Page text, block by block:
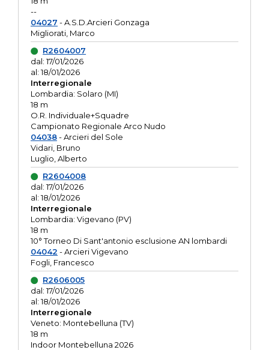
--
04027 - A.S.D.Arcieri Gonzaga
Migliorati, Marco
R2604007
dal: 17/01/2026
al: 18/01/2026
Interregionale
Lombardia: Solaro (MI)
18 m
O.R. Individuale+Squadre
Campionato Regionale Arco Nudo
04038- Arcieri del Sole
Vidari, Bruno
Luglio, Alberto
R2604008
dal: 17/01/2026
al: 18/01/2026
Interregionale
Lombardia: Vigevano (PV)
18 m
10° Torneo Di Sant'antonio esclusione AN lombardi
04042 - Arcieri Vigevano
Fogli, Francesco
R2606005
dal: 17/01/2026
al: 18/01/2026
Interregionale
Veneto: Montebelluna (TV)
18 m
Indoor Montebelluna 2026